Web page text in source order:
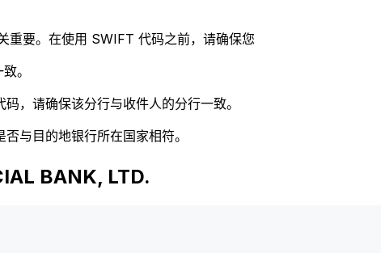
重要。在使用 SWIFT 代码之前，请确保您
。
，请确保该分行与收件人的分行一致。
与目的地银行所在国家相符。
BANK, LTD.